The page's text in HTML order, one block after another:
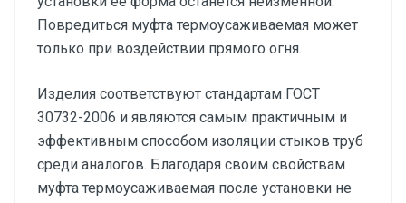
Повредиться муфта термоусаживаемая может
только при воздействии прямого огня.
Изделия соответствуют стандартам ГОСТ
30732-2006 и являются самым практичным и
эффективным способом изоляции стыков труб
среди аналогов. Благодаря своим свойствам
муфта термоусаживаемая после установки не